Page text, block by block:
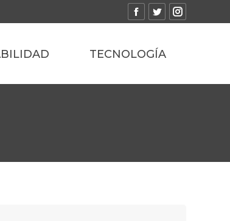
Facebook
TwitterInstagram
TECNOLOGÍA